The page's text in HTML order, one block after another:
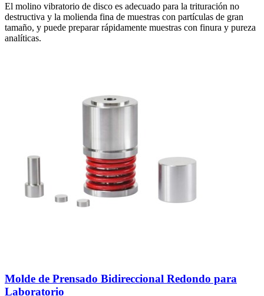
El molino vibratorio de disco es adecuado para la trituración no
destructiva y la molienda fina de muestras con partículas de gran
tamaño, y puede preparar rápidamente muestras con finura y pureza
analíticas.
Molde de Prensado Bidireccional Redondo para
Laboratorio